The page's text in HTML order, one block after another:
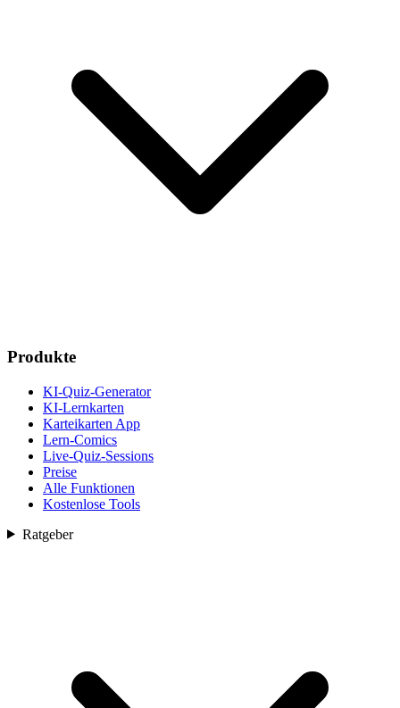
Produkte
KI-Quiz-Generator
KI-Lernkarten
Karteikarten App
Lern-Comics
Live-Quiz-Sessions
Preise
Alle Funktionen
Kostenlose Tools
Ratgeber